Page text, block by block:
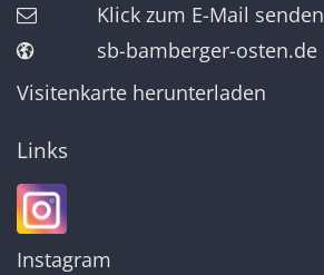
Klick zum E-Mail senden
sb-bamberger-osten.de
Visitenkarte herunterladen
Links
Instagram